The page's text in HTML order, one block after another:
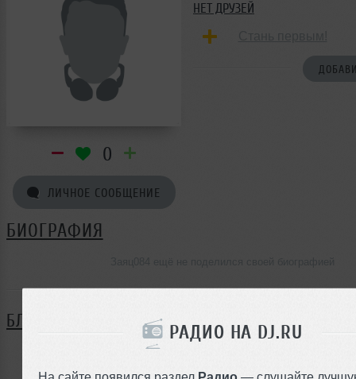
РАДИО НА DJ.RU
На сайте появился раздел Радио — слушайте
0
ЛИЧНОЕ СООБЩЕНИЕ
НЕТ ДРУЗЕЙ
БИОГРАФИЯ
БЛОГ